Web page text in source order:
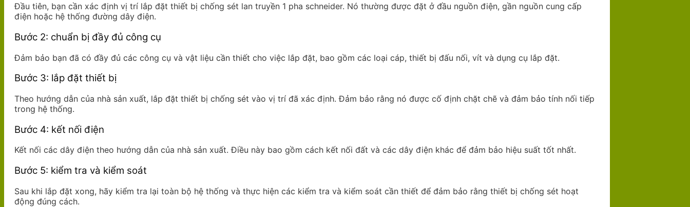
Đầu tiên, bạn cần xác định vị trí lắp đặt thiết bị chống sét lan truyền 1 pha schneider. Nó thường được đặt ở đầu nguồn điện, gần nguồn cung cấp
điện hoặc hệ thống đường dây điện.
Bước 2: chuẩn bị đầy đủ công cụ
Đảm bảo bạn đã có đầy đủ các công cụ và vật liệu cần thiết cho việc lắp đặt, bao gồm các loại cáp, thiết bị đấu nối, vít và dụng cụ lắp đặt.
Bước 3: lắp đặt thiết bị
Theo hướng dẫn của nhà sản xuất, lắp đặt thiết bị chống sét vào vị trí đã xác định. Đảm bảo rằng nó được cố định chặt chẽ và đảm bảo tính nối tiếp
trong hệ thống.
Bước 4: kết nối điện
Kết nối các dây điện theo hướng dẫn của nhà sản xuất. Điều này bao gồm cách kết nối đất và các dây điện khác để đảm bảo hiệu suất tốt nhất.
Bước 5: kiểm tra và kiểm soát
Sau khi lắp đặt xong, hãy kiểm tra lại toàn bộ hệ thống và thực hiện các kiểm tra và kiểm soát cần thiết để đảm bảo rằng thiết bị chống sét hoạt
động đúng cách.